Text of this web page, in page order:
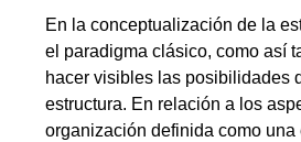
En la conceptualización de la
el paradigma clásico, como así
hacer visibles las posibilidades
estructura. En relación a los
organización definida como